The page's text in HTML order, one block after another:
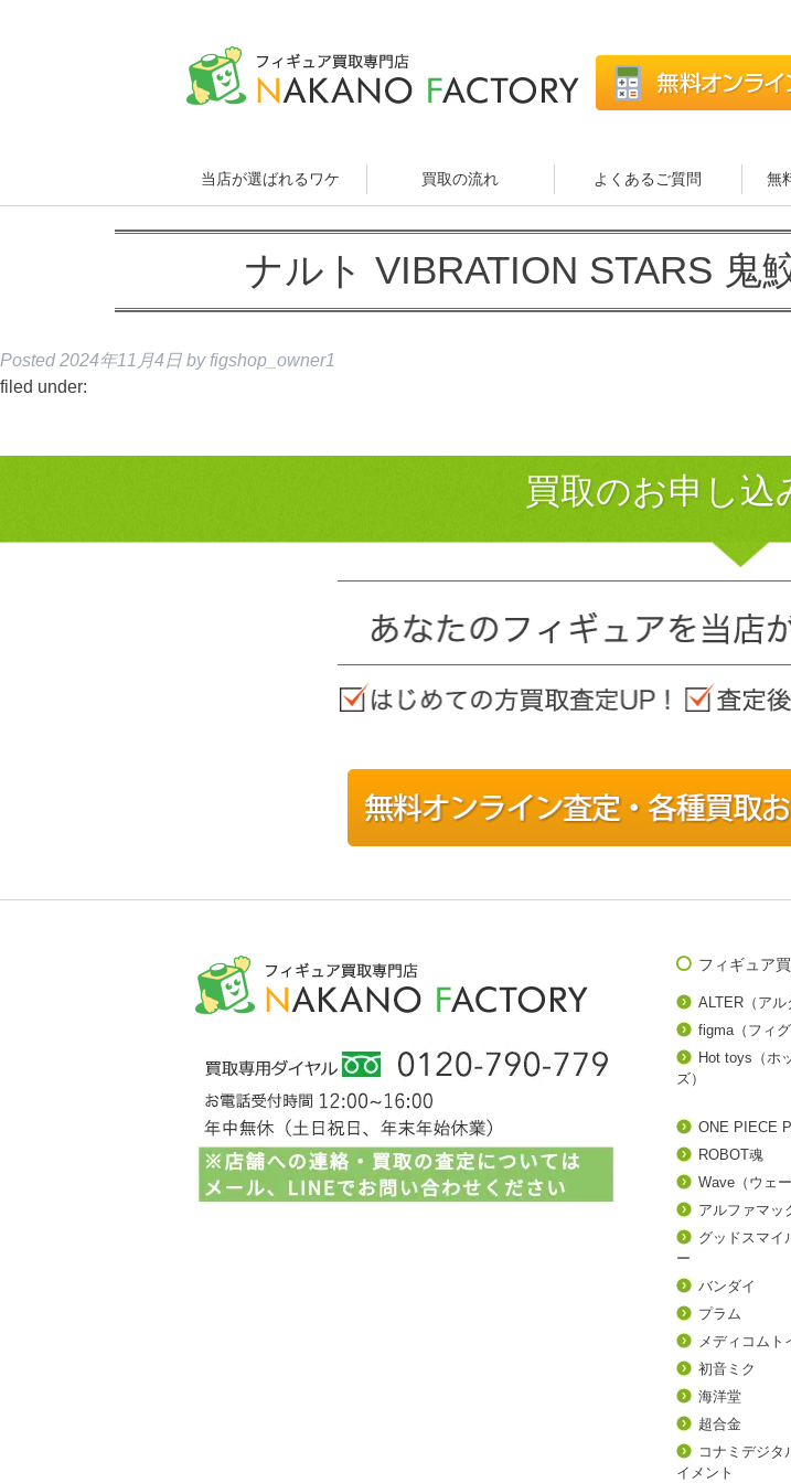
当店が選ばれるワケ 買取の流れ よくあるご質問 無
ナルト VIBRATION STARS 鬼
Posted 2024年11月4日 by figshop_owner1
filed under:
買取のお申し込
フィギュア
ALTER（アル
figma（フィグ
Hot toys（ホ
ズ）
ONE PIECE
ROBOT魂
Wave（ウェー
アルファマッ
グッドスマイ
ー
バンダイ
プラム
メディコムト
初音ミク
海洋堂
超合金
コナミデジタ
イメント